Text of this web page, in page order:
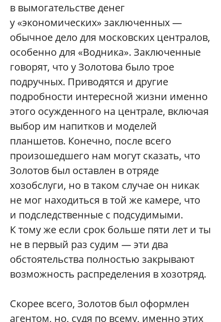
в вымогательстве денег
у «экономических» заключенных —
обычное дело для московских централов,
особенно для «Водника». Заключенные
говорят, что у Золотова было трое
подручных. Приводятся и другие
подробности интересной жизни именно
этого осужденного на централе, включая
выбор им напитков и моделей
планшетов. Конечно, после всего
произошедшего нам могут сказать, что
Золотов был оставлен в отряде
хозобслуги, но в таком случае он никак
не мог находиться в той же камере, что
и подследственные с подсудимыми.
К тому же если срок больше пяти лет и ты
не в первый раз судим — эти два
обстоятельства полностью закрывают
возможность распределения в хозотряд.
Скорее всего, Золотов был оформлен
агентом, но, судя по всему, именно этих